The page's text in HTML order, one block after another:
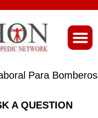
Para Bomberos
A QUESTION